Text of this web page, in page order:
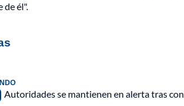
de él".
Autoridades se mantienen en alerta tras